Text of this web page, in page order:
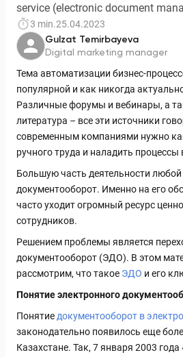
service (electronic document
3 min.25.04.2023
Gulzat Temirbayeva
Digital marketing manager
Тема автоматизации бизнес-
популярной и как никогда
Различные форумы и вебинары, а
литература – все эти источники
современным компаниями нужно
ручного труда и наладить
Большую часть деятельности
документооборот. Именно на его
часто уходит огромный ресурс
сотрудников.
Решением проблемы является
документооборот (ЭДО). В этом
рассмотрим, что такое ЭДО и его
Понятие электронного
Понятие документооборот в
законодательно появилось еще
Казахстане. Так, 7 января 2003